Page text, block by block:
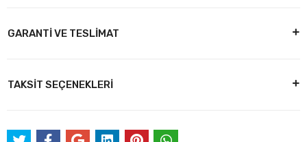
GARANTİ VE TESLİMAT
TAKSİT SEÇENEKLERİ